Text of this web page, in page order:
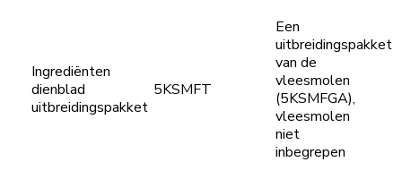
Ingrediënten
dienblad
uitbreidingspakket
5KSMFT
Een
uitbreidingspakket
van de
vleesmolen
(5KSMFGA),
vleesmolen
niet
inbegrepen